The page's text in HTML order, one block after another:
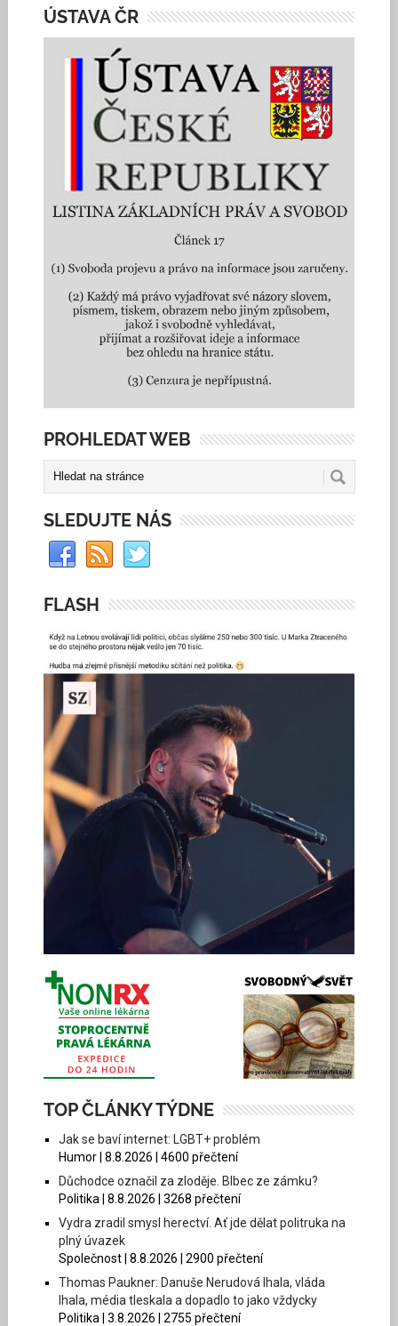
ÚSTAVA ČR
PROHLEDAT WEB
SLEDUJTE NÁS
FLASH
TOP ČLÁNKY TÝDNE
Jak se baví internet: LGBT+ problém
Humor | 8.8.2026 | 4600 přečtení
Důchodce označil za zloděje. Blbec ze zámku?
Politika | 8.8.2026 | 3268 přečtení
Vydra zradil smysl herectví. Ať jde dělat politruka na
plný úvazek
Společnost | 8.8.2026 | 2900 přečtení
Thomas Paukner: Danuše Nerudová lhala, vláda
lhala, média tleskala a dopadlo to jako vždycky
Politika | 3.8.2026 | 2755 přečtení